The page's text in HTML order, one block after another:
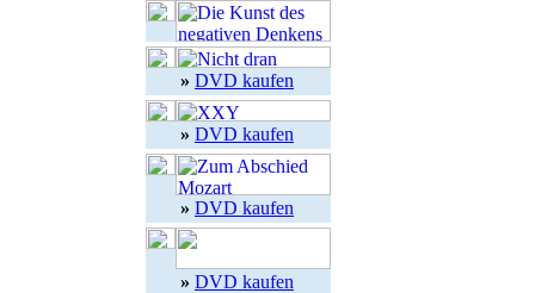
» DVD kaufen
» DVD kaufen
» DVD kaufen
» DVD kaufen